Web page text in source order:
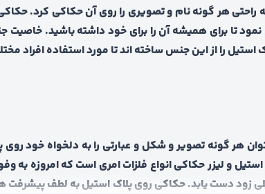
راحتی هر گونه نام و تصویری را روی آن حکاکی کرد.
نمود تا برای همیشه آن را برای خود داشته باشید.
را از این جنس ساخته اند تا مورد استفاده افراد
گونه تصویر و شکل و عبارتی را به دلخواه خود روی
و لیزر حکاکی انواع فلزات امری است که امروزه
زود دست یابد. حکاکی روی پلاک استیل به لطف